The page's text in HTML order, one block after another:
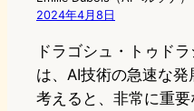
2024年4月8日
ドラゴシュ・トゥド
は、AI技術の急速な
考えると、非常に重